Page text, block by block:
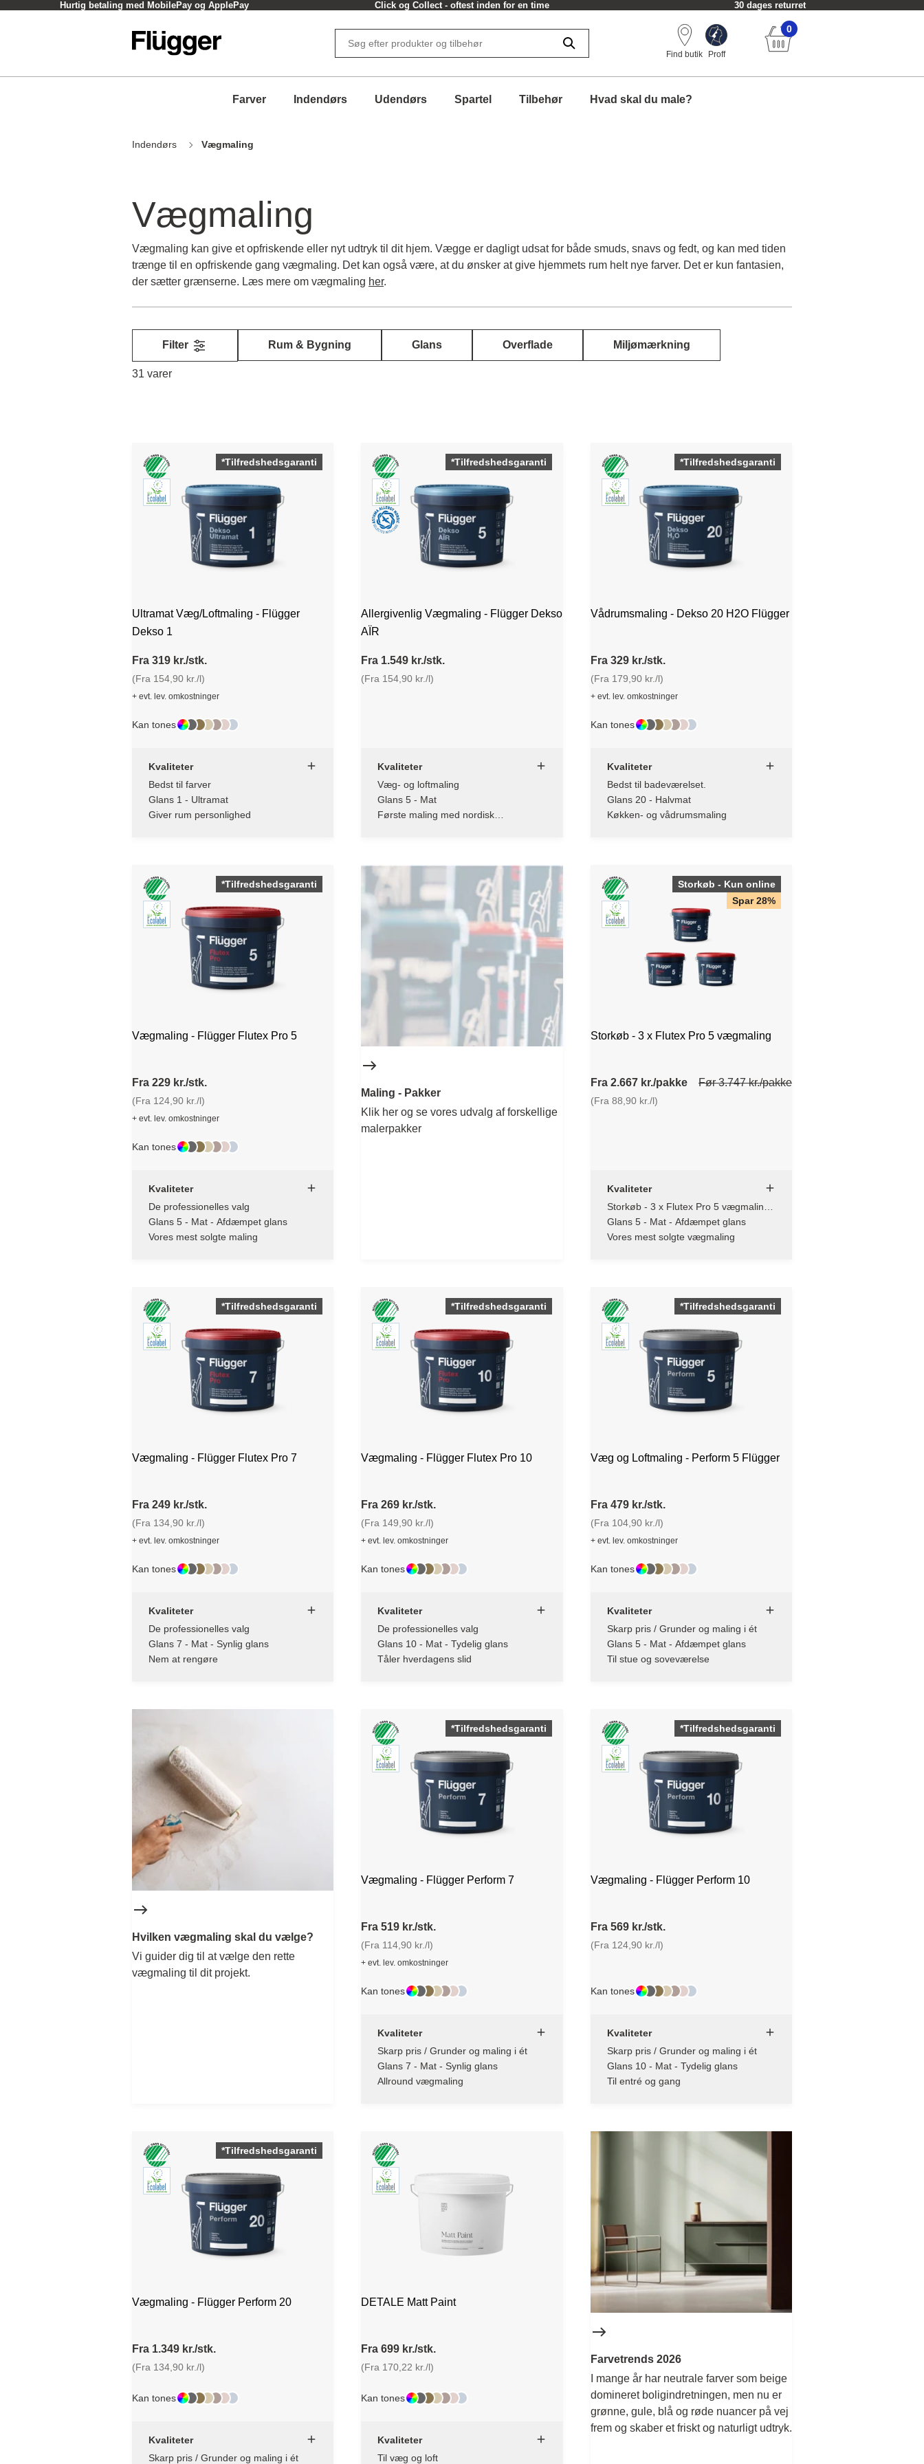
Click og Collect - oftest inden for en time 30 dages returret Fri fragt fra 549 kr.
Find butik Proff
0
Farver Indendørs Udendørs Spartel Tilbehør Hvad skal du male?
Indendørs Vægmaling
Vægmaling
Vægmaling kan give et opfriskende eller nyt udtryk til dit hjem. Vægge er dagligt udsat for både smuds, snavs og fedt, og kan med tiden
trænge til en opfriskende gang vægmaling. Det kan også være, at du ønsker at give hjemmets rum helt nye farver. Det er kun fantasien,
der sætter grænserne. Læs mere om vægmaling her.
31 varer
Filter Rum & Bygning Glans Overflade Miljømærkning
*Tilfredshedsgaranti
Ultramat Væg/Loftmaling - Flügger
Dekso 1
Fra 319 kr./stk.
(Fra 154,90 kr./l)
+ evt. lev. omkostninger
Kan tones
Kvaliteter
Bedst til farver
Glans 1 - Ultramat
Giver rum personlighed
*Tilfredshedsgaranti
Allergivenlig Vægmaling - Flügger Dekso
AÏR
Fra 1.549 kr./stk.
(Fra 154,90 kr./l)
Kvaliteter
Væg- og loftmaling
Glans 5 - Mat
Første maling med nordisk
*Tilfredshedsgaranti
Vådrumsmaling - Dekso 20 H2O Flügger
Fra 329 kr./stk.
(Fra 179,90 kr./l)
+ evt. lev. omkostninger
Kan tones
Kvaliteter
Bedst til badeværelset.
Glans 20 - Halvmat
Køkken- og vådrumsmaling
*Tilfredshedsgaranti
Vægmaling - Flügger Flutex Pro 5
Fra 229 kr./stk.
(Fra 124,90 kr./l)
+ evt. lev. omkostninger
Kan tones
Kvaliteter
De professionelles valg
Glans 5 - Mat - Afdæmpet glans
Vores mest solgte maling
Maling - Pakker
Klik her og se vores udvalg af forskellige
malerpakker
Storkøb - Kun online
Spar 28%
Storkøb - 3 x Flutex Pro 5 vægmaling
Fra 2.667 kr./pakke
(Fra 88,90 kr./l)
Før 3.747 kr./pakke
Kvaliteter
Storkøb - 3 x Flutex Pro 5 vægmaling /
9,1L - 10 L
Glans 5 - Mat - Afdæmpet glans
Vores mest solgte vægmaling
*Tilfredshedsgaranti
Vægmaling - Flügger Flutex Pro 7
Fra 249 kr./stk.
(Fra 134,90 kr./l)
+ evt. lev. omkostninger
Kan tones
Kvaliteter
De professionelles valg
Glans 7 - Mat - Synlig glans
Nem at rengøre
*Tilfredshedsgaranti
Vægmaling - Flügger Flutex Pro 10
Fra 269 kr./stk.
(Fra 149,90 kr./l)
+ evt. lev. omkostninger
Kan tones
Kvaliteter
De professionelles valg
Glans 10 - Mat - Tydelig glans
Tåler hverdagens slid
*Tilfredshedsgaranti
Væg og Loftmaling - Perform 5 Flügger
Fra 479 kr./stk.
(Fra 104,90 kr./l)
+ evt. lev. omkostninger
Kan tones
Kvaliteter
Skarp pris / Grunder og maling i ét
Glans 5 - Mat - Afdæmpet glans
Til stue og soveværelse
Hvilken vægmaling skal du vælge?
Vi guider dig til at vælge den rette
vægmaling til dit projekt.
*Tilfredshedsgaranti
Vægmaling - Flügger Perform 7
Fra 519 kr./stk.
(Fra 114,90 kr./l)
+ evt. lev. omkostninger
Kan tones
Kvaliteter
Skarp pris / Grunder og maling i ét
Glans 7 - Mat - Synlig glans
Allround vægmaling
*Tilfredshedsgaranti
Vægmaling - Flügger Perform 10
Fra 569 kr./stk.
(Fra 124,90 kr./l)
Kan tones
Kvaliteter
Skarp pris / Grunder og maling i ét
Glans 10 - Mat - Tydelig glans
Til entré og gang
*Tilfredshedsgaranti
Vægmaling - Flügger Perform 20
Fra 1.349 kr./stk.
(Fra 134,90 kr./l)
Kan tones
Kvaliteter
Skarp pris / Grunder og maling i ét
DETALE Matt Paint
Fra 699 kr./stk.
(Fra 170,22 kr./l)
Kan tones
Kvaliteter
Til væg og loft
Farvetrends 2026
I mange år har neutrale farver som beige
domineret boligindretningen, men nu er
grønne, gule, blå og røde nuancer på vej
frem og skaber et friskt og naturligt udtryk.